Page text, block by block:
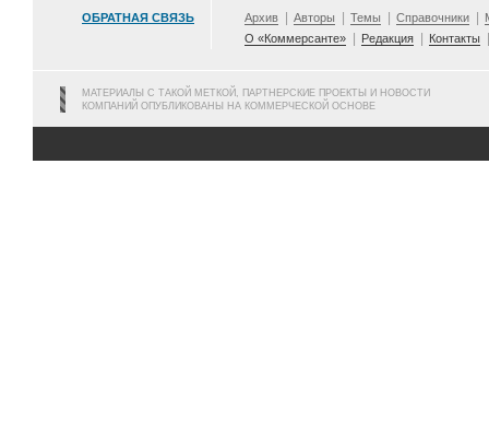
ОБРАТНАЯ СВЯЗЬ Архив Авторы Темы Справочники
О «Коммерсанте»
Редакция Контакты
МАТЕРИАЛЫ С ТАКОЙ МЕТКОЙ, ПАРТНЕРСКИЕ ПРОЕКТЫ И НОВОСТИ
КОМПАНИЙ ОПУБЛИКОВАНЫ НА КОММЕРЧЕСКОЙ ОСНОВЕ